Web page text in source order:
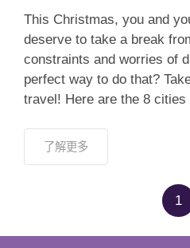
This Christmas, you and
deserve to take a break
constraints and worries of
perfect way to do that?
travel! Here are the 8 cities
了解更多
1